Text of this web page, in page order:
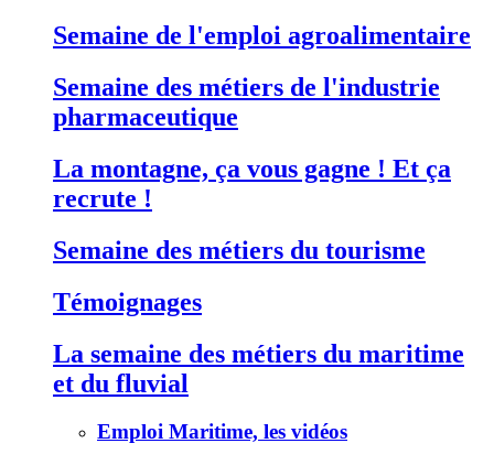
Semaine de l'emploi agroalimentaire
Semaine des métiers de l'industrie
pharmaceutique
La montagne, ça vous gagne ! Et ça
recrute !
Semaine des métiers du tourisme
Témoignages
La semaine des métiers du maritime
et du fluvial
Emploi Maritime, les vidéos